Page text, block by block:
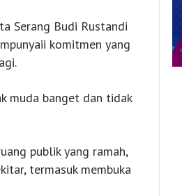
Serang Budi Rustandi
komitmen yang
muda banget dan tidak
publik yang ramah,
termasuk membuka